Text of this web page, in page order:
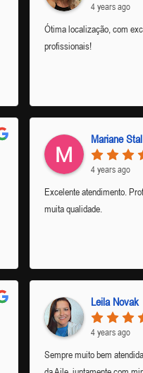
4 years ago
Ótima localização, com
profissionais!
Mariane Stal
4 years ago
Excelente atendimento.
muita qualidade.
Leila Novak
4 years ago
Sempre muito bem